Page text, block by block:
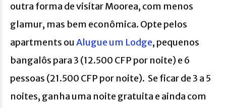
outra forma de visitar Moorea, com menos
glamur, mas bem econômica. Opte pelos
apartments ouAlugue um Lodge, pequenos
bangalôs para 3 (12.500 CFP por noite) e 6
pessoas (21.500 CFP por noite). Se ficar de 3 a 5
noites, ganha uma noite gratuita e ainda com